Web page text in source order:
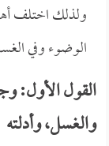
ولذلك اختلف
الوضوء وفي
القول الأول:
والغسل، وأدلته